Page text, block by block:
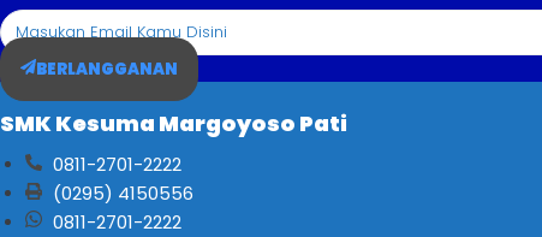
BERLANGGANAN
SMK Kesuma Margoyoso Pati
0811-2701-2222
(0295) 4150556
0811-2701-2222